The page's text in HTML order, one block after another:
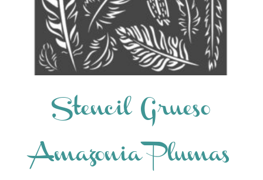
Stencil Grueso
Amazonia Plumas